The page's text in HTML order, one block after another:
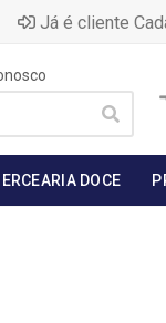
Já é cliente
DOCE